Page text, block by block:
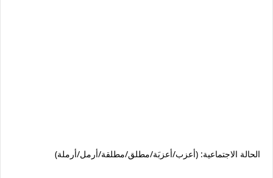
الحالة الاجتماعية: (أعزب/أعزبَة/مطلق/مطلقة/أرمل/أرملة)